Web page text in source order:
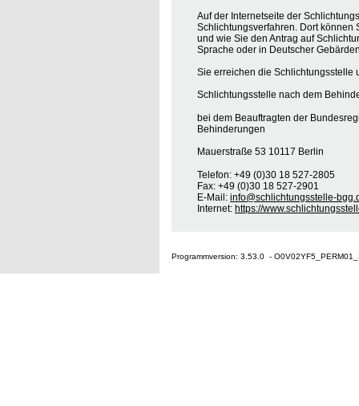
Auf der Internetseite der
Schlichtungsverfahren. Dort können
und wie Sie den Antrag auf
Sprache oder in Deutscher
Sie erreichen die Schlichtungsstelle
Schlichtungsstelle nach dem
bei dem Beauftragten der
Behinderungen
Mauerstraße 53 10117 Berlin
Telefon: +49 (0)30 18 527-2805
Fax: +49 (0)30 18 527-2901
E-Mail: info@schlichtungsstelle-
Internet: https://
Programmversion: 3.53.0 -